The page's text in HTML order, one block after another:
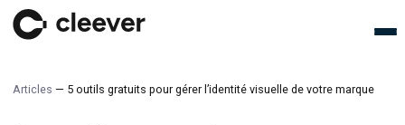
5 outils gratuits pour gérer l’identité visuelle de votre